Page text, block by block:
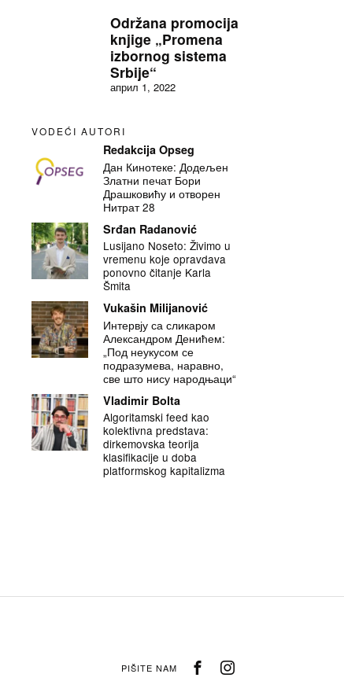
Održana promocija
knjige „Promena
izbornog sistema
Srbije“
април 1, 2022
VODEĆI AUTORI
Redakcija Opseg
Дан Кинотеке: Додељен
Златни печат Бори
Драшковићу и отворен
Нитрат 28
Srđan Radanović
Lusijano Noseto: Živimo u
vremenu koje opravdava
ponovno čitanje Karla
Šmita
Vukašin Milijanović
Интервју са сликаром
Александром Денићем:
„Под неукусом се
подразумева, наравно,
све што нису народњаци“
Vladimir Bolta
Algoritamski feed kao
kolektivna predstava:
dirkemovska teorija
klasifikacije u doba
platformskog kapitalizma
PIŠITE NAM